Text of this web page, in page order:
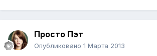
Просто Пэт
Опубликовано 1 Марта 2013